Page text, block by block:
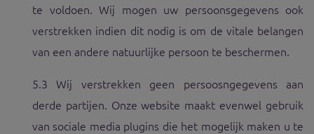
te voldoen. Wij mogen uw persoonsgegevens ook
verstrekken indien dit nodig is om de vitale belangen
van een andere natuurlijke persoon te beschermen.
5.3 Wij verstrekken geen persoosngegevens aan
derde partijen. Onze website maakt evenwel gebruik
van sociale media plugins die het mogelijk maken u te